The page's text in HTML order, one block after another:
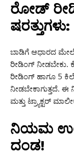
ರೋಡ್
ಷರತ್ತುಗಳು:
ಬಾಡಿಗೆ ಆಧಾರದ
ರೀಡಿಂಗ್ ನೀಡಬೇಕು.
ರೀಡಿಂಗ್ ಹಾಗೂ 5
ನೀಡಬೇಕಾಗುತ್ತದೆ.
ಮತ್ತು ಟ್ರ್ಯಾಕ್ಟರ್
ನಿಯಮ
ದಂಡ!